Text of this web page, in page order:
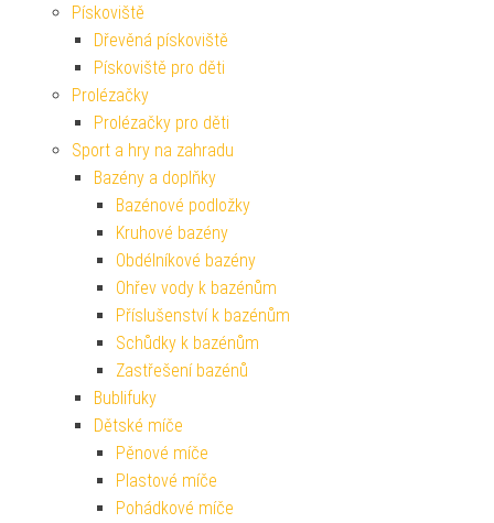
Pískoviště
Dřevěná pískoviště
Pískoviště pro děti
Prolézačky
Prolézačky pro děti
Sport a hry na zahradu
Bazény a doplňky
Bazénové podložky
Kruhové bazény
Obdélníkové bazény
Ohřev vody k bazénům
Příslušenství k bazénům
Schůdky k bazénům
Zastřešení bazénů
Bublifuky
Dětské míče
Pěnové míče
Plastové míče
Pohádkové míče